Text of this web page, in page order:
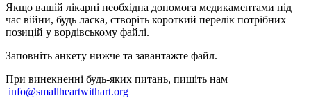
Якщо вашій лікарні необхідна допомога медикаментами під
час війни, будь ласка, створіть короткий перелік потрібних
позицій у вордівському файлі.
Заповніть анкету нижче та завантажте файл.
При винекненні будь-яких питань, пишіть нам
info@smallheartwithart.org